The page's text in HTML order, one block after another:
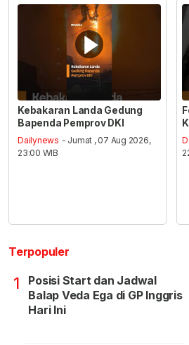
Kebakaran Landa Gedung
Bapenda Pemprov DKI
Dailynews - Jumat , 07 Aug 2026,
23:00 WIB
Terpopuler
1
Posisi Start dan Jadwal
Balap Veda Ega di GP Inggris
Hari Ini